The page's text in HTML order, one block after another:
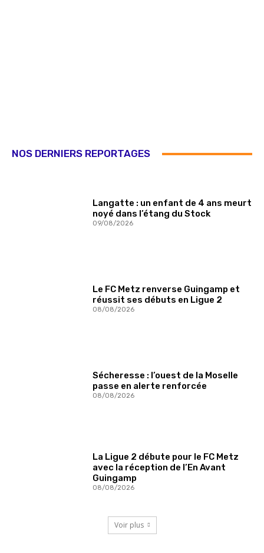
NOS DERNIERS REPORTAGES
Langatte : un enfant de 4 ans meurt
noyé dans l’étang du Stock
09/08/2026
Le FC Metz renverse Guingamp et
réussit ses débuts en Ligue 2
08/08/2026
Sécheresse : l’ouest de la Moselle
passe en alerte renforcée
08/08/2026
La Ligue 2 débute pour le FC Metz
avec la réception de l’En Avant
Guingamp
08/08/2026
Voir plus